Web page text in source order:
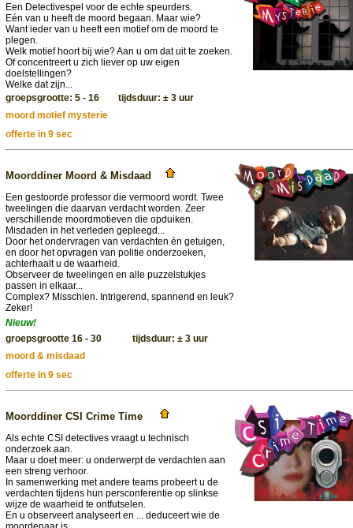
Een Detectivespel voor de echte speurders.
Eén van u heeft de moord begaan. Maar wie?
Want ieder van u heeft een motief om de moord te
plegen.
Welk motief hoort bij wie? Aan u om dat uit te zoeken.
Of concentreert u zich liever op uw eigen
doelstellingen?
Welke dat zijn...
groepsgrootte: 5 - 16 tijdsduur: ± 3 uur
moord motief mysterie
offerte in 9 sec
Moorddiner Moord & Misdaad
Een gestoorde professor die vermoord wordt. Twee
tweelingen die daarvan verdacht worden. Zeer
verschillende moordmotieven die opduiken.
Misdaden in het verleden gepleegd...
Door het ondervragen van verdachten èn getuigen,
en door het opvragen van politie onderzoeken,
achterhaalt u de waarheid.
Observeer de tweelingen en alle puzzelstukjes
passen in elkaar...
Complex? Misschien. Intrigerend, spannend en leuk?
Zeker!
Nieuw!
groepsgrootte 16 - 30 tijdsduur: ± 3 uur
moord & misdaad
offerte in 9 sec
Moorddiner CSI Crime Time
Als echte CSI detectives vraagt u technisch
onderzoek aan.
Maar u doet meer: u onderwerpt de verdachten aan
een streng verhoor.
In samenwerking met andere teams probeert u de
verdachten tijdens hun persconferentie op slinkse
wijze de waarheid te ontfutselen.
En u observeert analyseert en ... deduceert wie de